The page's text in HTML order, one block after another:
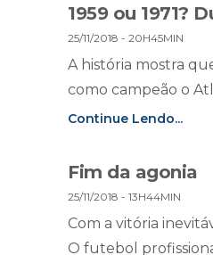
1959 ou 1971?
25/11/2018 - 20H45MIN
A história mostra
como campeão o
Continue Lendo...
Fim da agonia
25/11/2018 - 13H44MIN
Com a vitória
O futebol